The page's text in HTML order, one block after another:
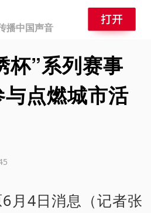
播中国声音
杯”系列赛事
点燃城市活
月4日消息（记者张